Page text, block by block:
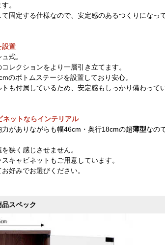
。
固定する仕様なので、安定感のあるつくりになっ
設置
式。
レクションをより一層引き立てます。
のボトムステージを設置しており安心。
も付属しているため、安定感もしっかり備わって
ットならインテリアル
力がありながらも幅46cm・奥行18cmの超薄型なの
狭く感じさせません。
キャビネットもご用意しています。
好みでお選びください。
品スペック